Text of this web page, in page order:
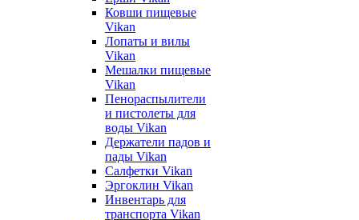
Ковши пищевые
Vikan
Лопаты и вилы
Vikan
Мешалки пищевые
Vikan
Пенораспылители
и пистолеты для
воды Vikan
Держатели падов и
пады Vikan
Салфетки Vikan
Эргоклин Vikan
Инвентарь для
транспорта Vikan